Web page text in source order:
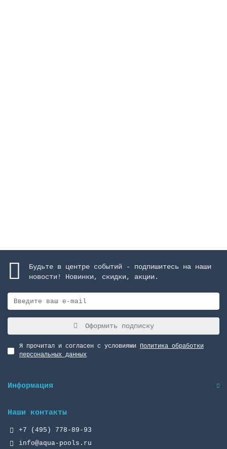
Будьте в центре событий - подпишитесь на наши
новости! Новинки, скидки, акции.
Оформить подписку
Я прочитал и согласен с условиями Политика обработки
персональных данных
Информация
Наши контакты
+7 (495) 778-89-93
info@aqua-pools.ru